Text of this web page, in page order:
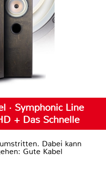
· Symphonic Line
+ Das Schnelle
Dabei kann
Gute Kabel